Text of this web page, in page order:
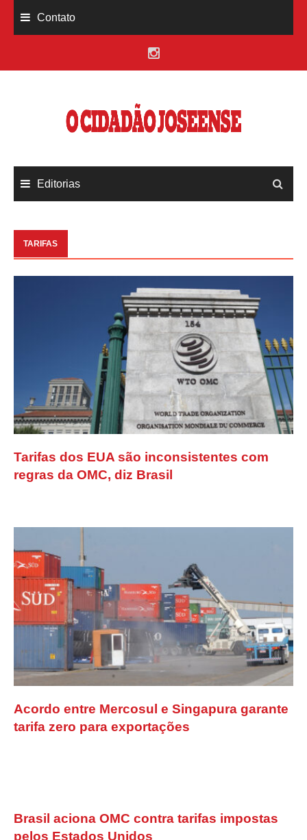
Contato
Editorias
TARIFAS
Tarifas dos EUA são inconsistentes com
regras da OMC, diz Brasil
Acordo entre Mercosul e Singapura garante
tarifa zero para exportações
Brasil aciona OMC contra tarifas impostas
pelos Estados Unidos